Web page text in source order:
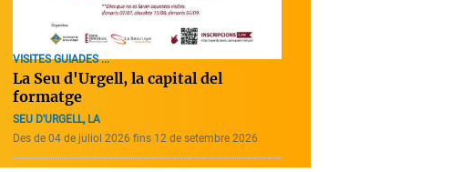
VISITES GUIADES ...
La Seu d'Urgell, la capital del
formatge
SEU D'URGELL, LA
Des de 04 de juliol 2026 fins 12 de setembre 2026